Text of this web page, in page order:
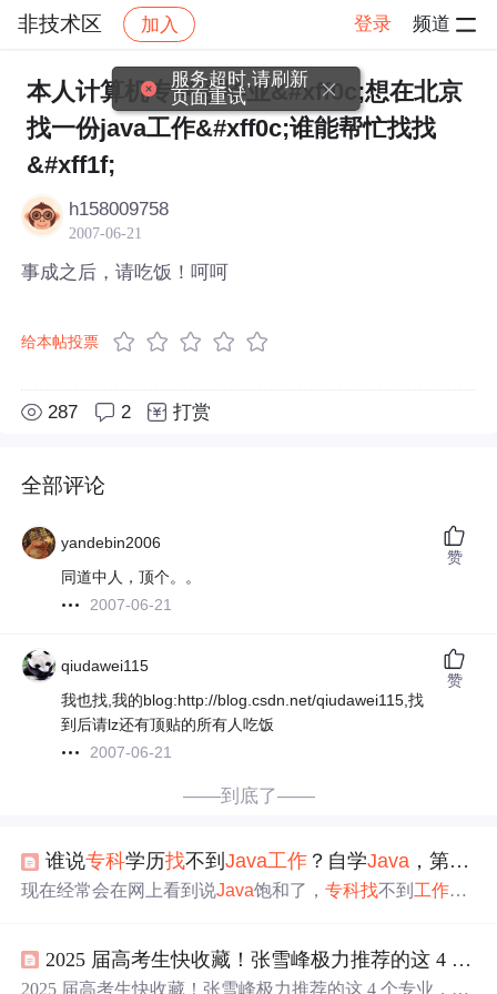
非技术区 加入 登录 频道
社区 非技术区 帖子详情
本人计算机专科刚毕业&#xff0c;想在北京
找一份java工作&#xff0c;谁能帮忙找找
&#xff1f;
h158009758
2007-06-21
事成之后，请吃饭！呵呵
给本帖投票
287 2 打赏
全部评论
yandebin2006
同道中人，顶个。。
2007-06-21
赞
qiudawei115
我也找,我的blog:http://blog.csdn.net/qiudawei115,找
到后请lz还有顶贴的所有人吃饭
2007-06-21
赞
——到底了——
谁说专科学历找不到Java工作 ？自学Java ，第一份
现在经常会在网上看到说Java饱和了，专科找不到 工作，
说自己转行有多么容易；但是那些转行不成功的，就会到
网上宣传行业饱和了， 专科找不到工作。现在学的人确实
2025 届高考生快收藏！张雪峰极力推荐的这 4 个专业，即便
2025 届高考生快收藏！张雪峰极力推荐的这 4 个专业，即
服务超时,请刷新
页面重试